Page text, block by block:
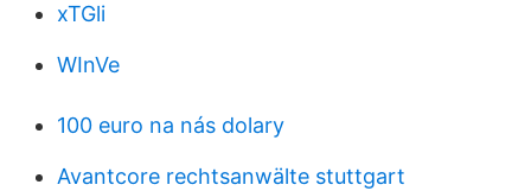
xTGli
WInVe
100 euro na nás dolary
Avantcore rechtsanwälte stuttgart